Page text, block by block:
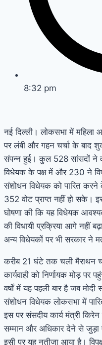
8:32 pm
नई दिल्ली। लोकसभा में महिला
पर लंबी और गहन चर्चा के बाद
संपन्न हुई। कुल 528 सांसदों ने
विधेयक के पक्ष में और 230 ने
संशोधन विधेयक को पारित करने
352 वोट प्राप्त नहीं हो सके।
घोषणा की कि यह विधेयक
की विधायी प्रक्रिया आगे नहीं
अन्य विधेयकों पर भी सरकार ने
करीब 21 घंटे तक चली मैराथन
कार्यवाही को निर्णायक मोड़
वर्षों में यह पहली बार है जब मोदी
संशोधन विधेयक लोकसभा में
इस पर संसदीय कार्य मंत्री
सम्मान और अधिकार देने से जुड़ा
इसी पर यह नतीजा आया है।